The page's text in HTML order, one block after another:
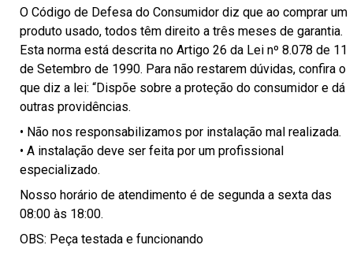
O Código de Defesa do Consumidor diz que ao comprar um
produto usado, todos têm direito a três meses de garantia.
Esta norma está descrita no Artigo 26 da Lei nº 8.078 de 11
de Setembro de 1990. Para não restarem dúvidas, confira o
que diz a lei: “Dispõe sobre a proteção do consumidor e dá
outras providências.
• Não nos responsabilizamos por instalação mal realizada.
• A instalação deve ser feita por um profissional
especializado.
Nosso horário de atendimento é de segunda a sexta das
08:00 às 18:00.
OBS: Peça testada e funcionando